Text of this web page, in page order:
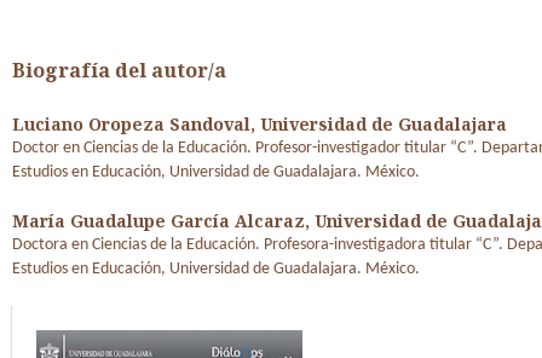
Biografía del autor/a
Luciano Oropeza Sandoval, Universidad de Guadalajara
Doctor en Ciencias de la Educación. Profesor-investigador titular “C”.
Estudios en Educación, Universidad de Guadalajara. México.
María Guadalupe García Alcaraz, Universidad de
Doctora en Ciencias de la Educación. Profesora-investigadora titular “C”.
Estudios en Educación, Universidad de Guadalajara. México.